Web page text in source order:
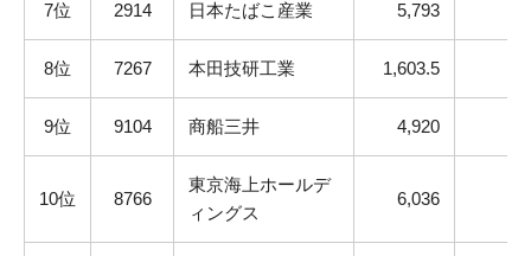
7位 2914 日本たばこ産業 5,793
8位 7267 本田技研工業 1,603.5
9位 9104 商船三井 4,920
10位 8766
東京海上ホールデ
ィングス
6,036